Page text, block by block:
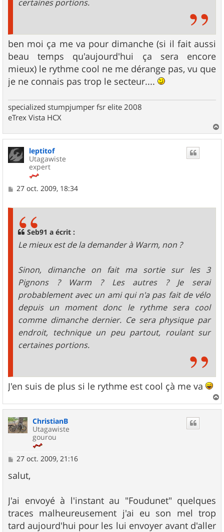
certaines portions.
ben moi ça me va pour dimanche (si il fait aussi
beau temps qu'aujourd'hui ça sera encore
mieux) le rythme cool ne me dérange pas, vu que
je ne connais pas trop le secteur....
specialized stumpjumper fsr elite 2008
eTrex Vista HCX
a
leptitof
Utagawiste
expert
M
27 oct. 2009, 18:34
Seb91 a écrit :
Le mieux est de la demander à Warm, non ?
Sinon, dimanche on fait ma sortie sur les 3
Pignons ? Warm ? Les autres ? Je serai
probablement avec un ami qui n'a pas fait de vélo
depuis un moment donc le rythme sera cool
comme dimanche dernier. Ce sera physique par
endroit, technique un peu partout, roulant sur
certaines portions.
J'en suis de plus si le rythme est cool çà me va
a
ChristianB
Utagawiste
gourou
M
s
s
g
e
27 oct. 2009, 21:16
salut,
J'ai envoyé à l'instant au "Foudunet" quelques
traces malheureusement j'ai eu son mel trop
tard aujourd'hui pour les lui envoyer avant d'aller